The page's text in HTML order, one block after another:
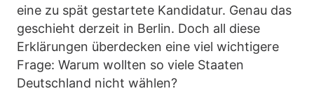
eine zu spät gestartete Kandidatur. Genau das
geschieht derzeit in Berlin. Doch all diese
Erklärungen überdecken eine viel wichtigere
Frage: Warum wollten so viele Staaten
Deutschland nicht wählen?